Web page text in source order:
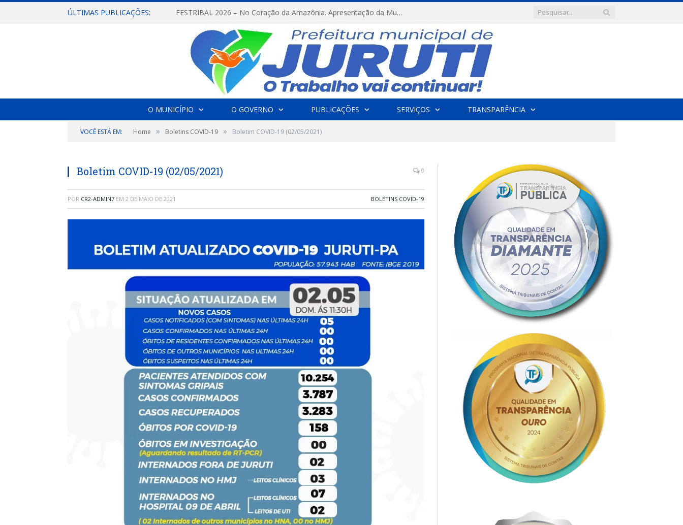
ÚLTIMAS PUBLICAÇÕES: FESTRIBAL 2026 – No Coração da Amazônia. Apresentação da Munduruku.
O MUNICÍPIO O GOVERNO PUBLICAÇÕES SERVIÇOS TRANSPARÊNCIA
VOCÊ ESTÁ EM: Home » Boletins COVID-19 » Boletim COVID-19 (02/05/2021)
Boletim COVID-19 (02/05/2021) 0
POR CR2-ADMIN7 EM 2 DE MAIO DE 2021 BOLETINS COVID-19